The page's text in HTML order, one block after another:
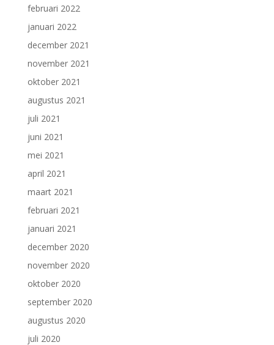
februari 2022
januari 2022
december 2021
november 2021
oktober 2021
augustus 2021
juli 2021
juni 2021
mei 2021
april 2021
maart 2021
februari 2021
januari 2021
december 2020
november 2020
oktober 2020
september 2020
augustus 2020
juli 2020